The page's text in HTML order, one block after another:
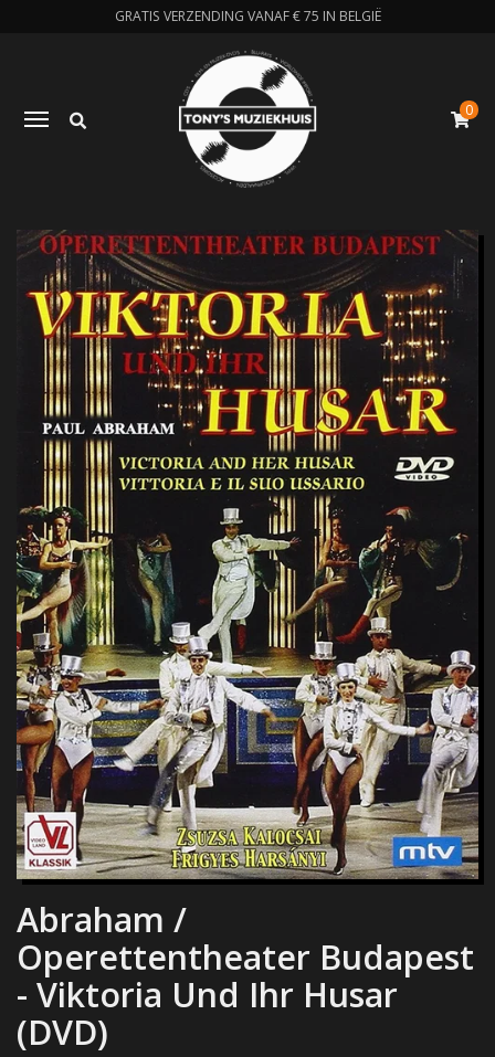
GRATIS VERZENDING VANAF € 75 IN BELGIË
Toggle navigation 0
Abraham /
Operettentheater Budapest
- Viktoria Und Ihr Husar
(DVD)